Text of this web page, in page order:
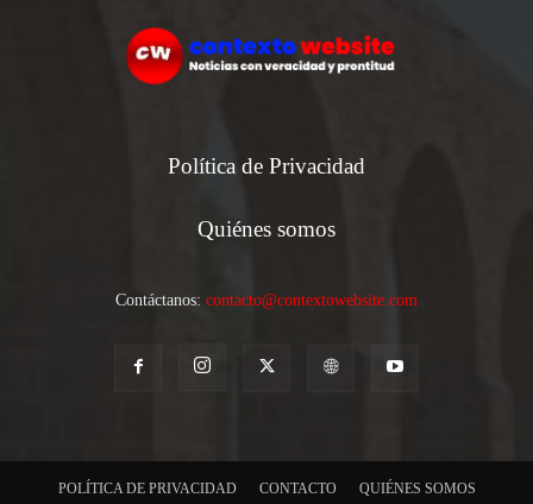
Política de Privacidad
Quiénes somos
Contáctanos: contacto@contextowebsite.com
POLÍTICA DE PRIVACIDAD CONTACTO QUIÉNES SOMOS